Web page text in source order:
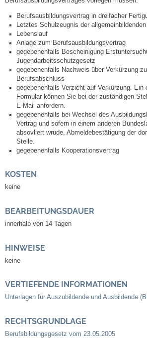
Laufende beschränkte Ausschreibungen
Bebauungspläne
Fortschreibung Flächennutzungsplan
Förderprogramm Balkonkraftwerk
Kommunale Wärmeplanung
Notruf
Betreuung & Bildung
Kindergärten
Musikschule
Evangelische Kirchengemeinde
Berufsausbildungsvertrag in dreifacher
Letztes Schulzeugnis der
Lebenslauf
Anlage zum Berufsausbildungsvertrag
gegebenenfalls Bescheinigung
Jugendarbeitsschutzgesetz
gegebenenfalls Nachweis über Verkürzung
Berufsabschluss
gegebenenfalls Verzicht auf Verkürzung. Ein
Formular können Sie bei der zuständigen
E-Mail anfordern.
gegebenenfalls bei Wechsel des
Vertrag und sofern in einem anderen
absovliert wrude, Abmeldebestätigung der
Stelle.
gegebenenfalls Kooperationsvertrag
KOSTEN
keine
BEARBEITUNGSDAUER
innerhalb von 14 Tagen
HINWEISE
keine
VERTIEFENDE INFORMATIONEN
Unterlagen für Auszubildende und Ausbildende
RECHTSGRUNDLAGE
Berufsbildungsgesetz vom 23.05.2005